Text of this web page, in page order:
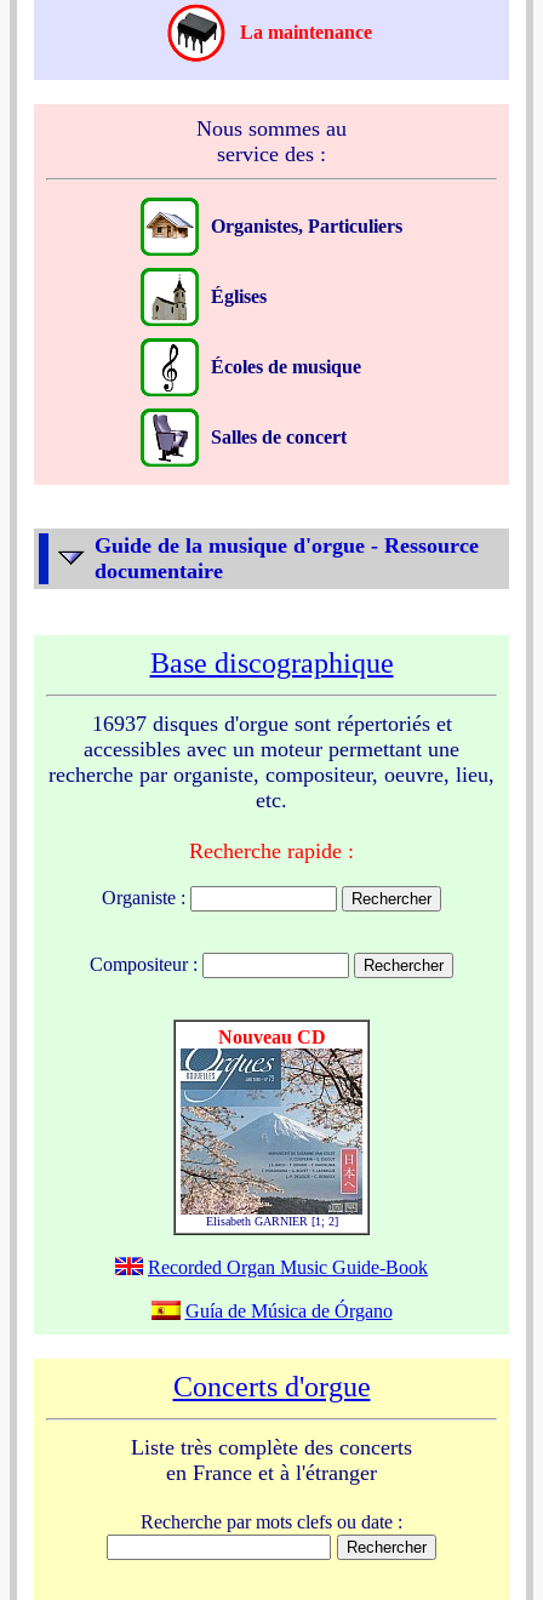
La maintenance
Nous sommes au
service des :
Organistes, Particuliers
Églises
Écoles de musique
Salles de concert
Guide de la musique d'orgue - Ressource
documentaire
Base discographique
16937 disques d'orgue sont répertoriés et
accessibles avec un moteur permettant une
recherche par organiste, compositeur, oeuvre, lieu,
etc.
Recherche rapide :
Organiste :
Compositeur :
Nouveau CD
Elisabeth GARNIER [1; 2]
Recorded Organ Music Guide-Book
Guía de Música de Órgano
Concerts d'orgue
Liste très complète des concerts
en France et à l'étranger
Recherche par mots clefs ou date :